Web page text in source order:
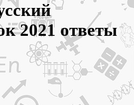
2021 ответы